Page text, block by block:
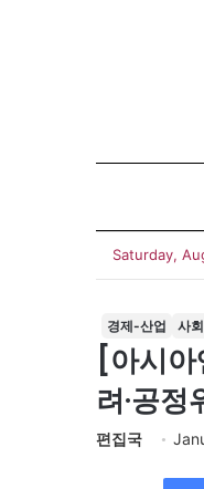
Saturday,
경제-산업 사회
[아시
려·공
편집국